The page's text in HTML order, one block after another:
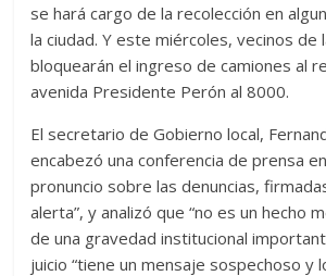
se hará cargo de la recolección en
la ciudad. Y este miércoles, vecinos de
bloquearán el ingreso de camiones al
avenida Presidente Perón al 8000.
El secretario de Gobierno local,
encabezó una conferencia de prensa
pronuncio sobre las denuncias,
alerta”, y analizó que “no es un hecho
de una gravedad institucional
juicio “tiene un mensaje sospechoso y